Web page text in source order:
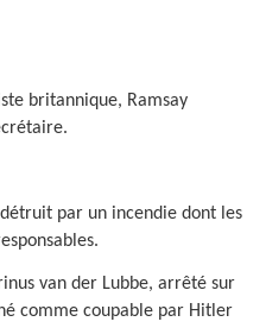
britannique, Ramsay
par un incendie dont les
van der Lubbe, arrêté sur
comme coupable par Hitler